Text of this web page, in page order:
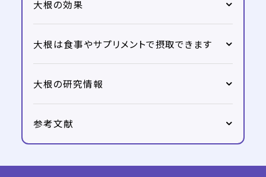
大根の効果
大根は食事やサプリメントで摂取できます
大根の研究情報
参考文献